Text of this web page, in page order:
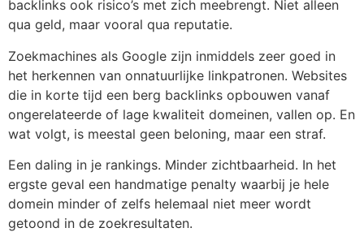
backlinks ook risico’s met zich meebrengt. Niet alleen
qua geld, maar vooral qua reputatie.
Zoekmachines als Google zijn inmiddels zeer goed in
het herkennen van onnatuurlijke linkpatronen. Websites
die in korte tijd een berg backlinks opbouwen vanaf
ongerelateerde of lage kwaliteit domeinen, vallen op. En
wat volgt, is meestal geen beloning, maar een straf.
Een daling in je rankings. Minder zichtbaarheid. In het
ergste geval een handmatige penalty waarbij je hele
domein minder of zelfs helemaal niet meer wordt
getoond in de zoekresultaten.